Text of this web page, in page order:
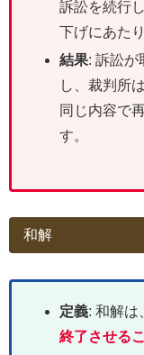
訴訟を続行
下げにあた
結果: 訴訟が
し、裁判所は
同じ内容で
す。
和解
定義: 和解は
終了させる